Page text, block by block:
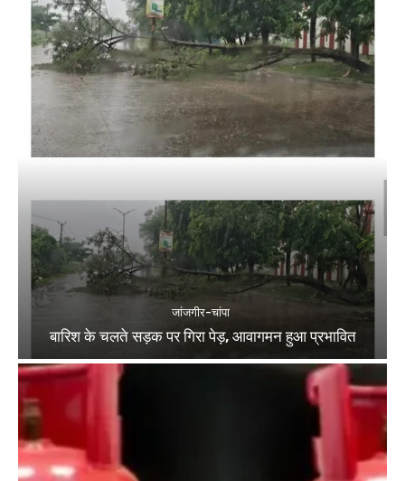
जांजगीर-चांपा
बारिश के चलते सड़क पर गिरा पेड़, आवागमन हुआ प्रभावित